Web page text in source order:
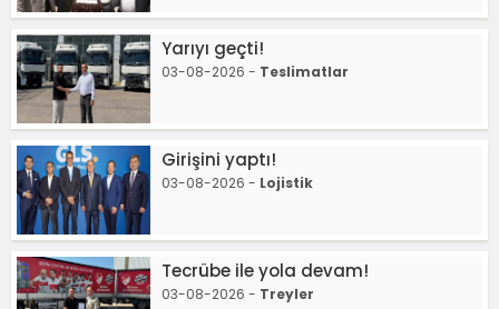
Yarıyı geçti!
03-08-2026 - Teslimatlar
Girişini yaptı!
03-08-2026 - Lojistik
Tecrübe ile yola devam!
03-08-2026 - Treyler